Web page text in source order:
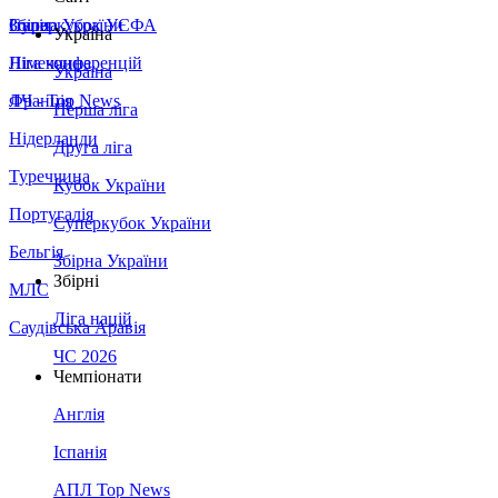
Збірна України
Італія
Німеччина
Франція
Нідерланди
Туреччина
Португалія
Бельгія
МЛС
Саудівська Аравія
Суперкубок УЄФА
Ліга конференцій
ЛЧ - Top News
Україна
Україна
Перша ліга
Друга ліга
Кубок України
Суперкубок України
Збірна України
Збірні
Ліга націй
ЧС 2026
Чемпіонати
Англія
Іспанія
АПЛ Top News